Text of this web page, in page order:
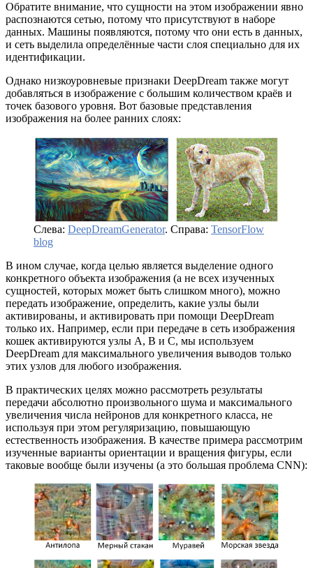
Обратите внимание, что сущности на этом изображении явно
распознаются сетью, потому что присутствуют в наборе
данных. Машины появляются, потому что они есть в данных,
и сеть выделила определённые части слоя специально для их
идентификации.
Однако низкоуровневые признаки DeepDream также могут
добавляться в изображение с большим количеством краёв и
точек базового уровня. Вот базовые представления
изображения на более ранних слоях:
Слева: DeepDreamGenerator. Справа: TensorFlow
blog
В ином случае, когда целью является выделение одного
конкретного объекта изображения (а не всех изученных
сущностей, которых может быть слишком много), можно
передать изображение, определить, какие узлы были
активированы, и активировать при помощи DeepDream
только их. Например, если при передаче в сеть изображения
кошек активируются узлы A, B и C, мы используем
DeepDream для максимального увеличения выводов только
этих узлов для любого изображения.
В практических целях можно рассмотреть результаты
передачи абсолютно произвольного шума и максимального
увеличения числа нейронов для конкретного класса, не
используя при этом регуляризацию, повышающую
естественность изображения. В качестве примера рассмотрим
изученные варианты ориентации и вращения фигуры, если
таковые вообще были изучены (а это большая проблема CNN):